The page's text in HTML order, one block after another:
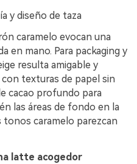
y diseño de taza
caramelo evocan una
en mano. Para packaging y
resulta amigable y
con texturas de papel sin
cacao profundo para
las áreas de fondo en la
tonos caramelo parezcan
latte acogedor